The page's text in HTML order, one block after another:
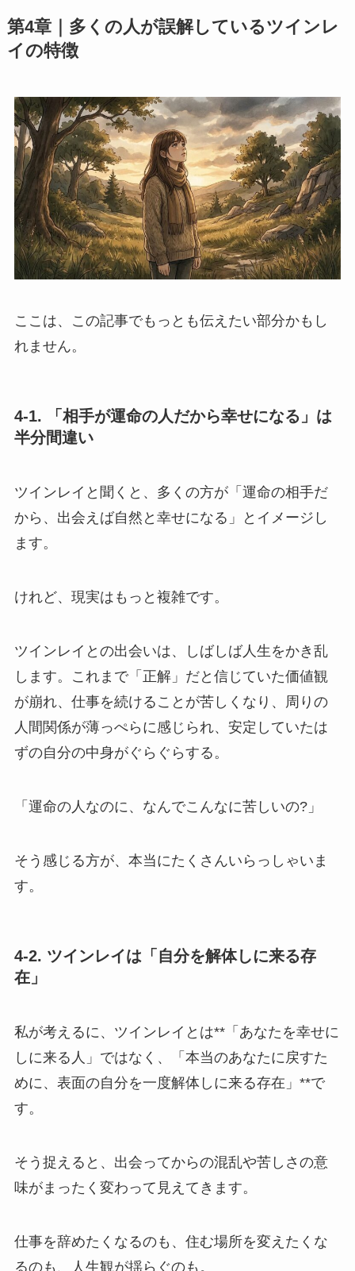
第4章｜多くの人が誤解しているツインレ
イの特徴
ここは、この記事でもっとも伝えたい部分かもし
れません。
4-1. 「相手が運命の人だから幸せになる」は
半分間違い
ツインレイと聞くと、多くの方が「運命の相手だ
から、出会えば自然と幸せになる」とイメージし
ます。
けれど、現実はもっと複雑です。
ツインレイとの出会いは、しばしば人生をかき乱
します。これまで「正解」だと信じていた価値観
が崩れ、仕事を続けることが苦しくなり、周りの
人間関係が薄っぺらに感じられ、安定していたは
ずの自分の中身がぐらぐらする。
「運命の人なのに、なんでこんなに苦しいの?」
そう感じる方が、本当にたくさんいらっしゃいま
す。
4-2. ツインレイは「自分を解体しに来る存
在」
私が考えるに、ツインレイとは**「あなたを幸せに
しに来る人」ではなく、「本当のあなたに戻すた
めに、表面の自分を一度解体しに来る存在」**で
す。
そう捉えると、出会ってからの混乱や苦しさの意
味がまったく変わって見えてきます。
仕事を辞めたくなるのも、住む場所を変えたくな
るのも、人生観が揺らぐのも。